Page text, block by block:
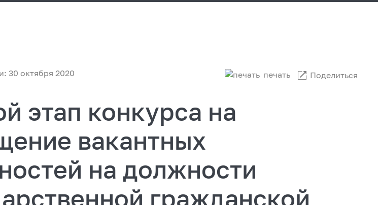
30 октября 2020 печать Поделиться
этап конкурса на
вакантных
на должности
гражданской